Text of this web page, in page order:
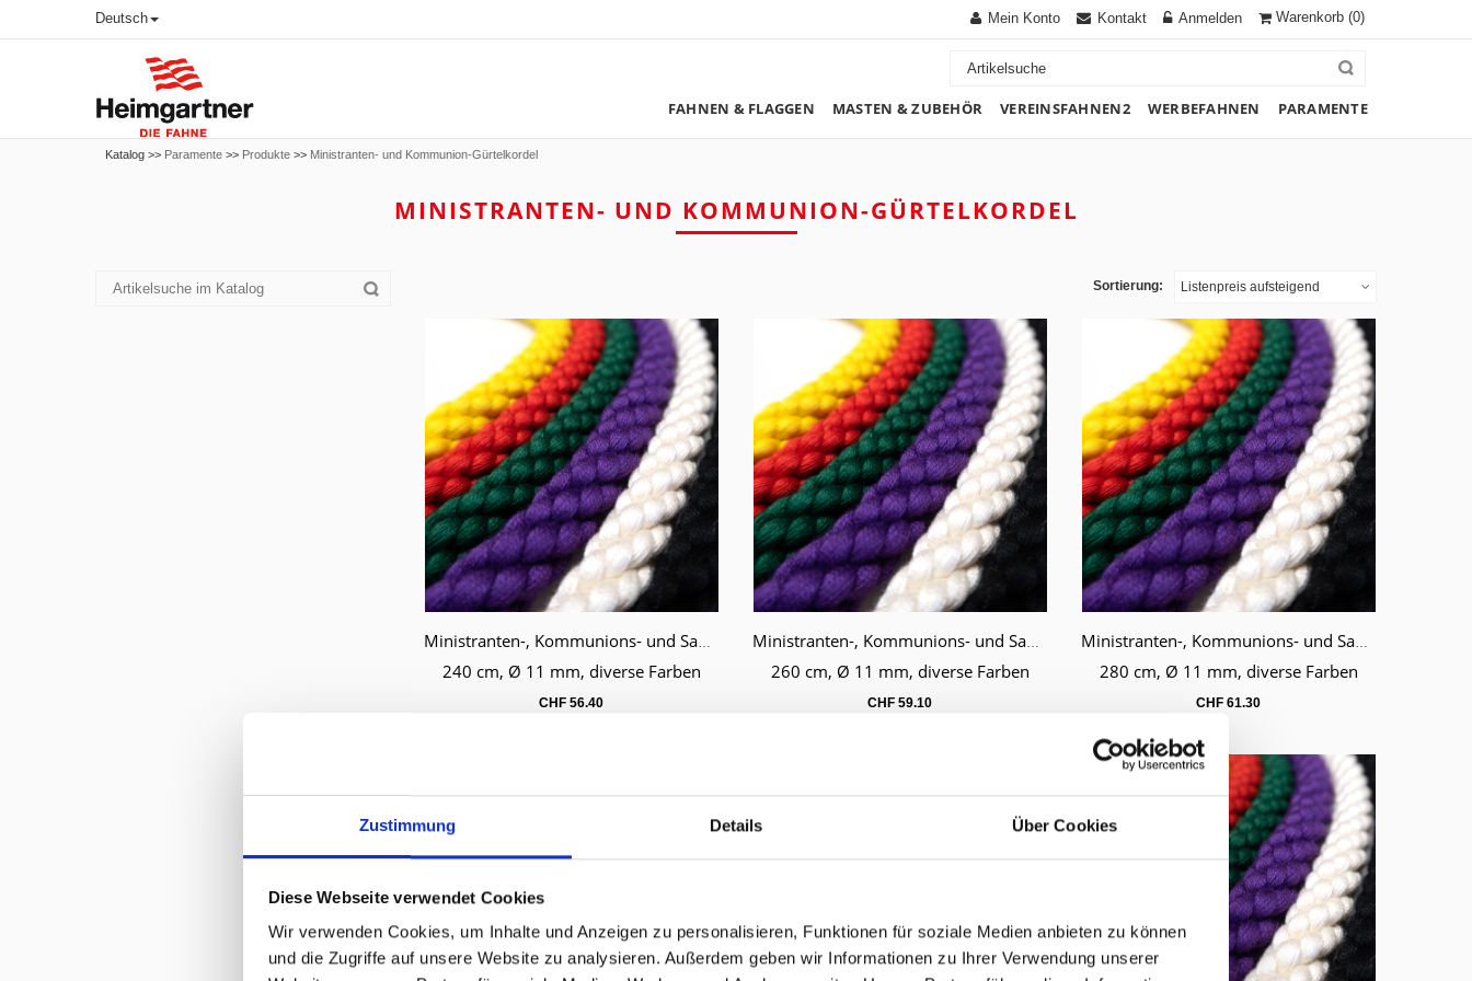
Zustimmung Details Über Cookies
Diese Webseite verwendet Cookies
Wir verwenden Cookies, um Inhalte und Anzeigen zu personalisieren, Funktionen für soziale Medien anbieten zu können
und die Zugriffe auf unsere Website zu analysieren. Außerdem geben wir Informationen zu Ihrer Verwendung unserer
Deutsch Warenkorb (0)
Mein Konto Kontakt Anmelden
FAHNEN & FLAGGEN MASTEN & ZUBEHÖR VEREINSFAHNEN2 WERBEFAHNEN PARAMENTE
Katalog >> Paramente >> Produkte >> Ministranten- und Kommunion-Gürtelkordel
MINISTRANTEN- UND KOMMUNION-GÜRTELKORDEL
Sortierung: Listenpreis aufsteigend
Warenkorb Ministranten-, Kommunions- und Samichlauskordel Länge 240 cm
240 cm, Ø 11 mm, diverse Farben
CHF 56.40
Warenkorb Ministranten-, Kommunions- und Samichlauskordel Länge 260 cm
260 cm, Ø 11 mm, diverse Farben
CHF 59.10
Warenkorb Ministranten-, Kommunions- und Samichlauskordel Länge 280 cm
280 cm, Ø 11 mm, diverse Farben
CHF 61.30